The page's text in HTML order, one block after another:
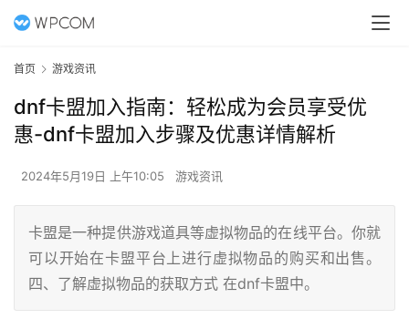
首页 游戏资讯
dnf卡盟加入指南：轻松成为会员享受优
惠-dnf卡盟加入步骤及优惠详情解析
2024年5月19日 上午10:05 游戏资讯
卡盟是一种提供游戏道具等虚拟物品的在线平台。你就
可以开始在卡盟平台上进行虚拟物品的购买和出售。
四、了解虚拟物品的获取方式 在dnf卡盟中。